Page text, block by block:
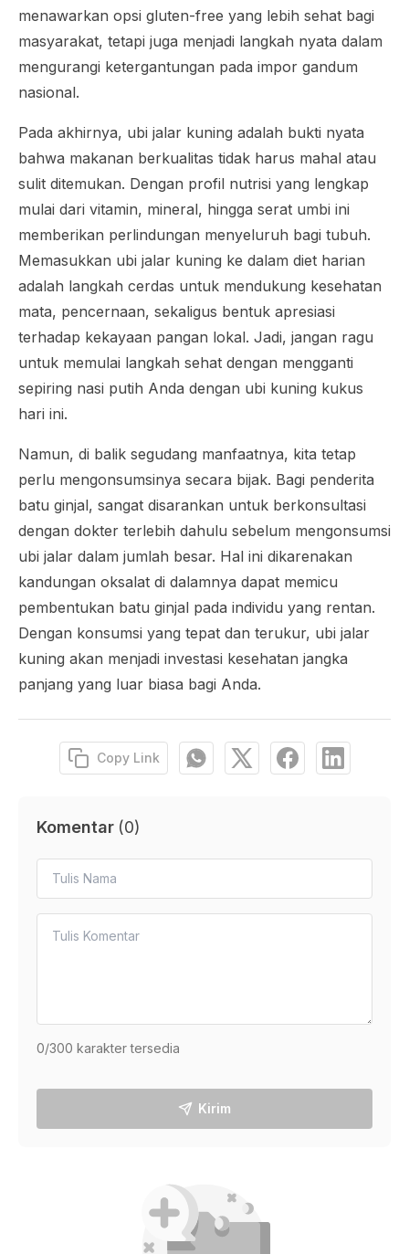
menawarkan opsi gluten-free yang lebih sehat bagi
masyarakat, tetapi juga menjadi langkah nyata dalam
mengurangi ketergantungan pada impor gandum
nasional.
Pada akhirnya, ubi jalar kuning adalah bukti nyata
bahwa makanan berkualitas tidak harus mahal atau
sulit ditemukan. Dengan profil nutrisi yang lengkap
mulai dari vitamin, mineral, hingga serat umbi ini
memberikan perlindungan menyeluruh bagi tubuh.
Memasukkan ubi jalar kuning ke dalam diet harian
adalah langkah cerdas untuk mendukung kesehatan
mata, pencernaan, sekaligus bentuk apresiasi
terhadap kekayaan pangan lokal. Jadi, jangan ragu
untuk memulai langkah sehat dengan mengganti
sepiring nasi putih Anda dengan ubi kuning kukus
hari ini.
Namun, di balik segudang manfaatnya, kita tetap
perlu mengonsumsinya secara bijak. Bagi penderita
batu ginjal, sangat disarankan untuk berkonsultasi
dengan dokter terlebih dahulu sebelum mengonsumsi
ubi jalar dalam jumlah besar. Hal ini dikarenakan
kandungan oksalat di dalamnya dapat memicu
pembentukan batu ginjal pada individu yang rentan.
Dengan konsumsi yang tepat dan terukur, ubi jalar
kuning akan menjadi investasi kesehatan jangka
panjang yang luar biasa bagi Anda.
Copy Link
Komentar (0)
0/300 karakter tersedia
Kirim